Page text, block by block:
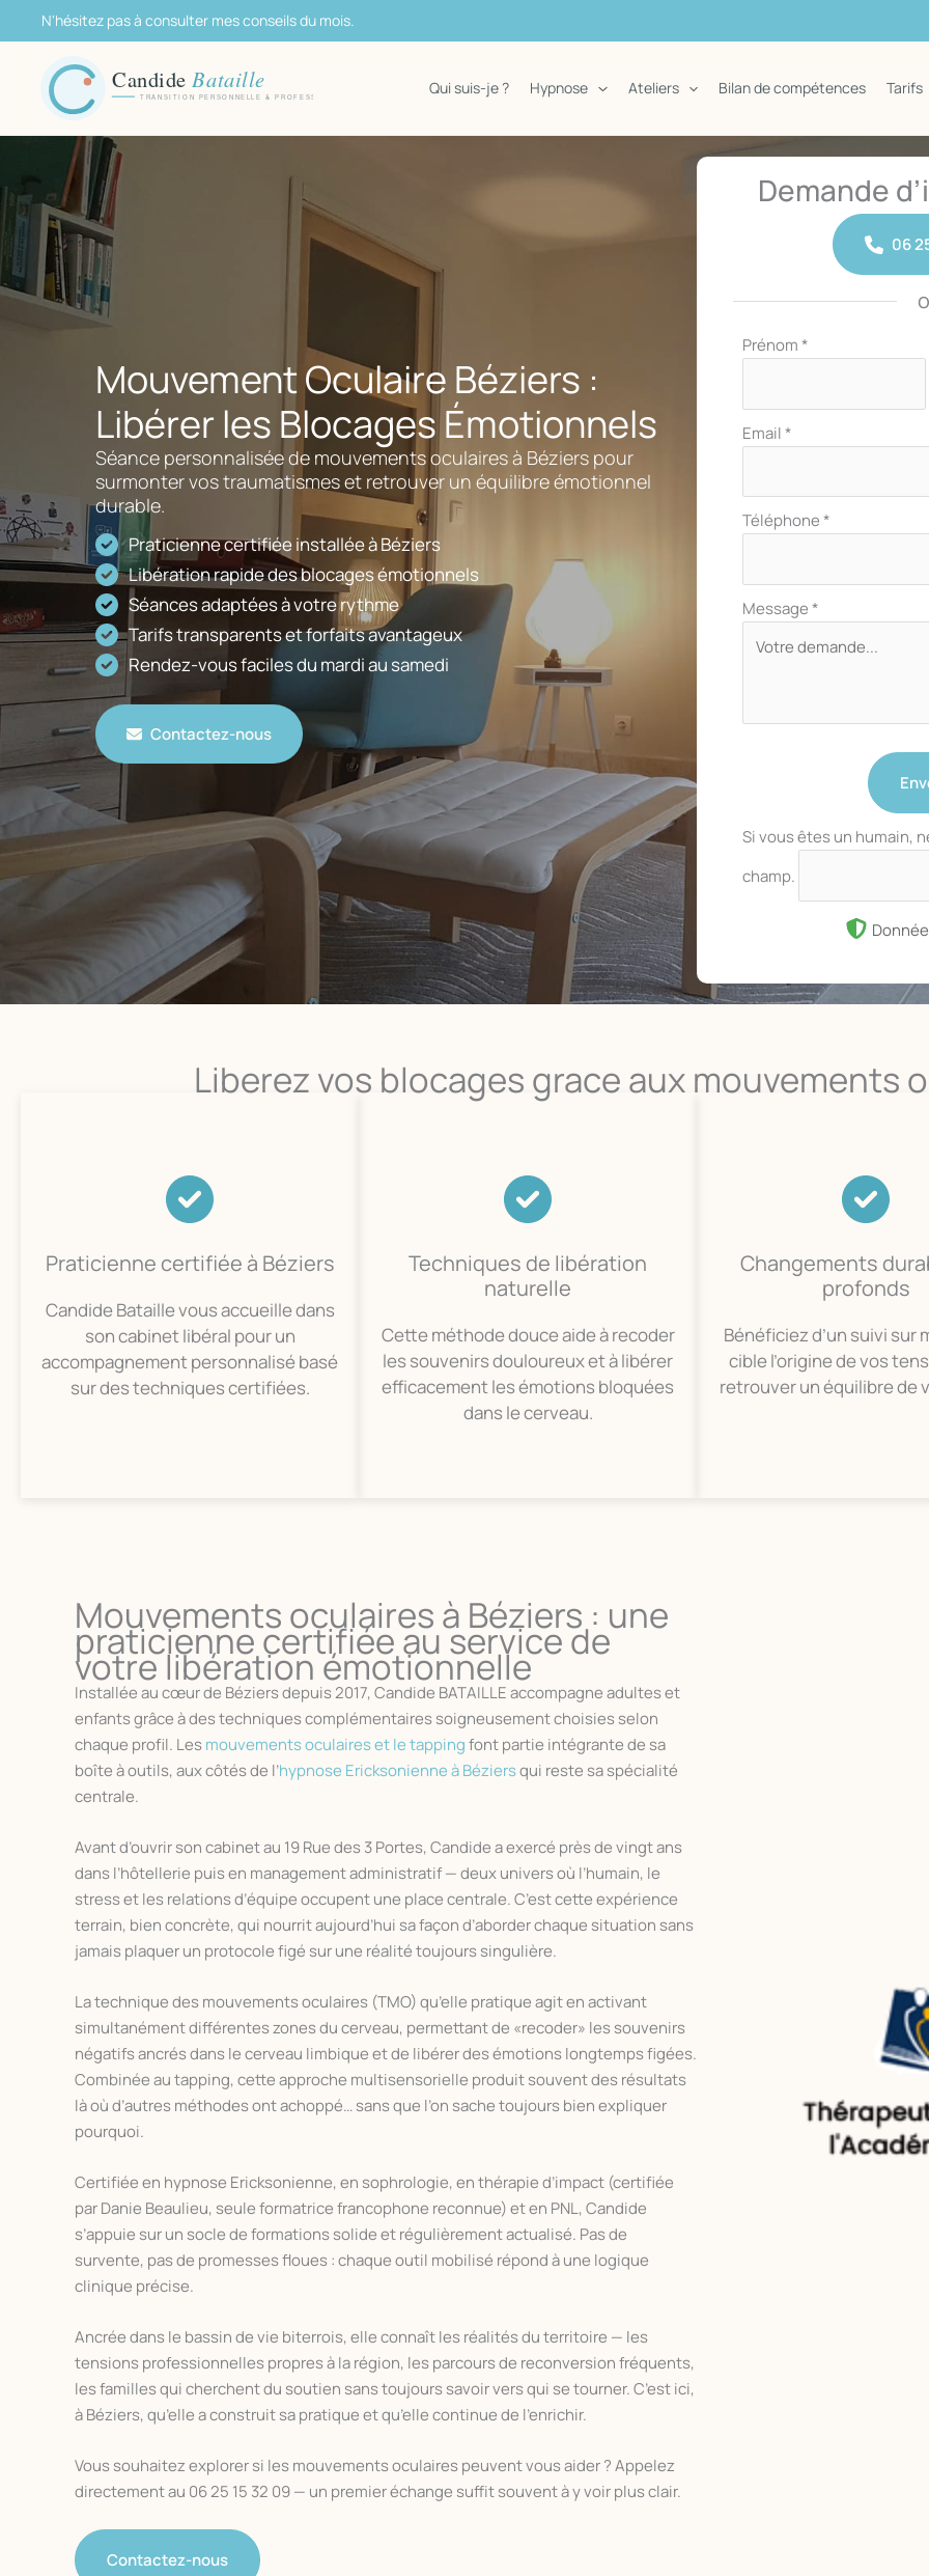
au
contenu
N'hésitez pas à consulter mes conseils du mois.
Qui suis-je ? Hypnose Ateliers Bilan de compétences Tarifs
Mouvement Oculaire Béziers :
Libérer les Blocages Émotionnels
Séance personnalisée de mouvements oculaires à Béziers pour
surmonter vos traumatismes et retrouver un équilibre émotionnel
durable.
Praticienne certifiée installée à Béziers
Libération rapide des blocages émotionnels
Séances adaptées à votre rythme
Tarifs transparents et forfaits avantageux
Rendez-vous faciles du mardi au samedi
Contactez-nous
Demande
06
Formulaire
téléphone
Prénom*
Email*
Téléphone*
Message*
Si vous êtes un humain,
champ.
Liberez vos blocages grace aux mouvements
Praticienne certifiée à Béziers
Candide Bataille vous accueille dans
son cabinet libéral pour un
accompagnement personnalisé basé
sur des techniques certifiées.
Techniques de libération
naturelle
Cette méthode douce aide à recoder
les souvenirs douloureux et à libérer
efficacement les émotions bloquées
dans le cerveau.
Changements
profonds
Bénéficiez d’un suivi sur
cible l’origine de vos
retrouver un équilibre de
Mouvements oculaires à Béziers : une
praticienne certifiée au service de
votre libération émotionnelle
Installée au cœur de Béziers depuis 2017, Candide BATAILLE accompagne adultes et
enfants grâce à des techniques complémentaires soigneusement choisies selon
chaque profil. Lesmouvements oculaires et le tappingfont partie intégrante de sa
boîte à outils, aux côtés de l’hypnose Ericksonienne à Béziersqui reste sa spécialité
centrale.
Avant d’ouvrir son cabinet au 19 Rue des 3 Portes, Candide a exercé près de vingt ans
dans l’hôtellerie puis en management administratif — deux univers où l’humain, le
stress et les relations d’équipe occupent une place centrale. C’est cette expérience
terrain, bien concrète, qui nourrit aujourd’hui sa façon d’aborder chaque situation sans
jamais plaquer un protocole figé sur une réalité toujours singulière.
La technique des mouvements oculaires (TMO) qu’elle pratique agit en activant
simultanément différentes zones du cerveau, permettant de «recoder» les souvenirs
négatifs ancrés dans le cerveau limbique et de libérer des émotions longtemps figées.
Combinée au tapping, cette approche multisensorielle produit souvent des résultats
là où d’autres méthodes ont achoppé… sans que l’on sache toujours bien expliquer
pourquoi.
Certifiée en hypnose Ericksonienne, en sophrologie, en thérapie d’impact (certifiée
par Danie Beaulieu, seule formatrice francophone reconnue) et en PNL, Candide
s’appuie sur un socle de formations solide et régulièrement actualisé. Pas de
survente, pas de promesses floues : chaque outil mobilisé répond à une logique
clinique précise.
Ancrée dans le bassin de vie biterrois, elle connaît les réalités du territoire — les
tensions professionnelles propres à la région, les parcours de reconversion fréquents,
les familles qui cherchent du soutien sans toujours savoir vers qui se tourner. C’est ici,
à Béziers, qu’elle a construit sa pratique et qu’elle continue de l’enrichir.
Vous souhaitez explorer si les mouvements oculaires peuvent vous aider ? Appelez
directement au 06 25 15 32 09 — un premier échange suffit souvent à y voir plus clair.
Contactez-nous